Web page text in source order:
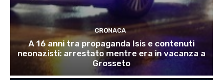
CRONACA
A 16 anni tra propaganda Isis e contenuti
neonazisti: arrestato mentre era in vacanza a
Grosseto